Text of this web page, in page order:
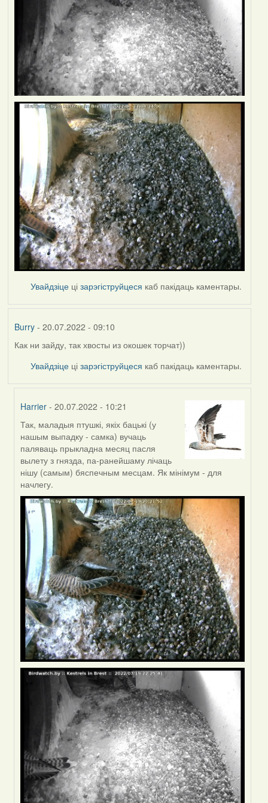
Увайдзіце цізарэгіструйцеся каб пакідаць каментары.
Burry- 20.07.2022 - 09:10
Как ни зайду, так хвосты из окошек торчат))
Увайдзіце цізарэгіструйцеся каб пакідаць каментары.
Harrier - 20.07.2022 - 10:21
In
reply
to
by
Burry
Так, маладыя птушкі, якіх бацькі (у
нашым выпадку - самка) вучаць
паляваць прыкладна месяц пасля
вылету з гнязда, па-ранейшаму лічаць
нішу (самым) бяспечным месцам. Як мінімум - для
начлегу.